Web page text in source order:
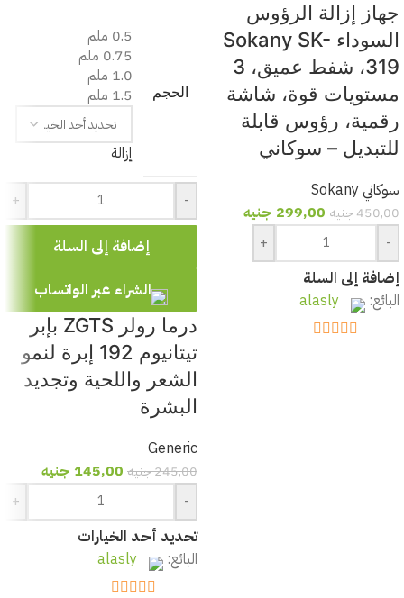
جهاز إزالة الرؤوس
السوداء Sokany SK-
319، شفط عميق، 3
مستويات قوة، شاشة
رقمية، رؤوس قابلة
للتبديل – سوكاني
سوكاني Sokany
450,00جنيه 299,00 جنيه
-
+
إضافة إلى السلة
البائع:
alasly
الحجم
0.5 ملم
0.75 ملم
1.0 ملم
1.5 ملم
إزالة
-
+
إضافة إلى السلة
الشراء عبر الواتساب
درما رولر ZGTS بإبر
تيتانيوم 192 إبرة لنمو
الشعر واللحية وتجديد
البشرة
Generic
245,00جنيه 145,00 جنيه
-
+
تحديد أحد الخيارات
البائع:
alasly